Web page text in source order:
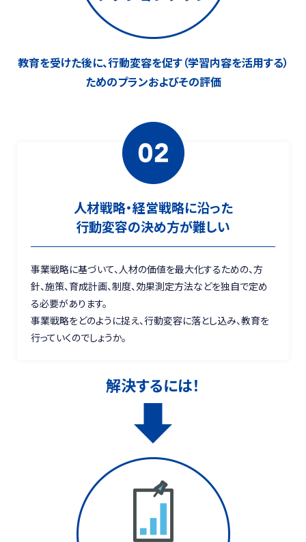
教育を受けた後に、行動変容を促す（学習内容を活用する）
ためのプランおよびその評価
人材戦略・経営戦略に沿った
行動変容の決め方が難しい
事業戦略に基づいて、人材の価値を最大化するための、方
針、施策、育成計画、制度、効果測定方法などを独自で定め
る必要があります。
事業戦略をどのように捉え、行動変容に落とし込み、教育を
行っていくのでしょうか。
解決するには！